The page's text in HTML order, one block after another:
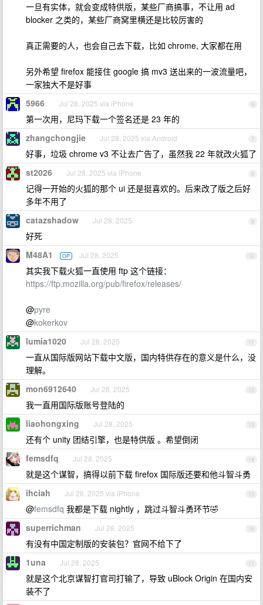
一旦有实体，就会变成特供版，某些厂商搞事，不让用 ad
blocker 之类的，某些厂商窝里横还是比较厉害的
真正需要的人，也会自己去下载，比如 chrome, 大家都在用
另外希望 firefox 能接住 google 搞 mv3 送出来的一波流量吧，
一家独大不是好事
6
5966 Jul 28, 2025 via iPhone
第一次用，尼玛下载一个签名还是 23 年的
7
zhangchongjie Jul 28, 2025 via Android
好事，垃圾 chrome v3 不让去广告了，虽然我 22 年就改火狐了
8
st2026 Jul 28, 2025 via iPhone
记得一开始的火狐的那个 ui 还是挺喜欢的。后来改了版之后好
多年不用了
9
catazshadow Jul 28, 2025
好死
10
M48A1 OP Jul 28, 2025
其实我下载火狐一直使用 ftp 这个链接：
https://ftp.mozilla.org/pub/firefox/releases/
@pyre
@kokerkov
11
lumia1020 Jul 28, 2025
一直从国际版网站下载中文版，国内特供存在的意义是什么，没
理解。
12
mon6912640 Jul 28, 2025
我一直用国际版账号登陆的
13
liaohongxing Jul 28, 2025
还有个 unity 团结引擎，也是特供版 。希望倒闭
14
femsdfq Jul 28, 2025
就是这个谋智，搞得以前下载 firefox 国际版还要和他斗智斗勇
15
ihciah Jul 28, 2025 via iPhone
@femsdfq 我都是下载 nightly ，跳过斗智斗勇环节🤣
16
superrichman Jul 28, 2025
有没有中国定制版的安装包？官网不给下了
17
1una Jul 28, 2025
就是这个北京谋智打官司打输了，导致 uBlock Origin 在国内安
装不了